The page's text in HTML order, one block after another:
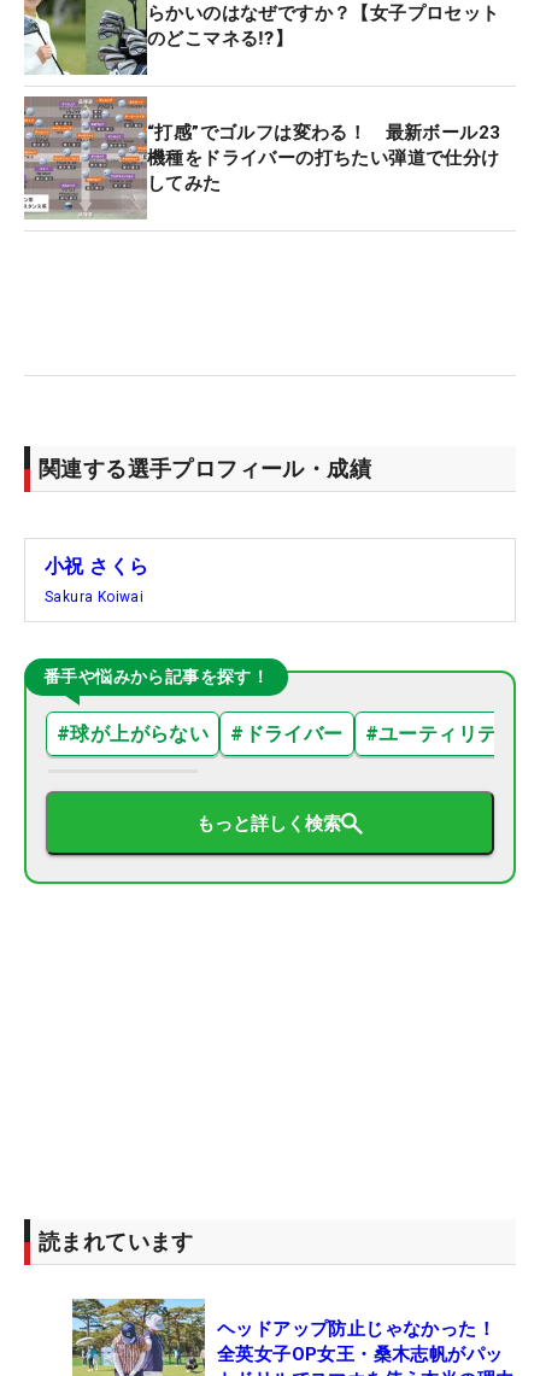
らかいのはなぜですか？【女子プロセット
のどこマネる⁉】
“打感”でゴルフは変わる！ 最新ボール23
機種をドライバーの打ちたい弾道で仕分け
してみた
関連する選手プロフィール・成績
小祝 さくら
Sakura Koiwai
番手や悩みから記事を探す！
#球が上がらない # ドライバー #ユーティリティ
もっと詳しく検索
読まれています
ヘッドアップ防止じゃなかった！
全英女子OP女王・桑木志帆がパッ